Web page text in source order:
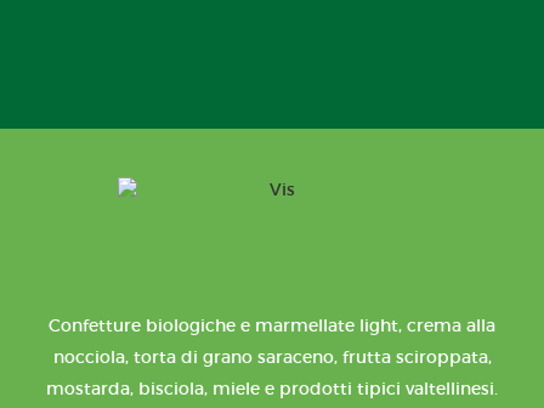
Confetture biologiche e marmellate light, crema alla
nocciola, torta di grano saraceno, frutta sciroppata,
mostarda, bisciola, miele e prodotti tipici valtellinesi.